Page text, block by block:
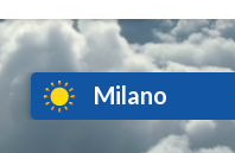
Milano